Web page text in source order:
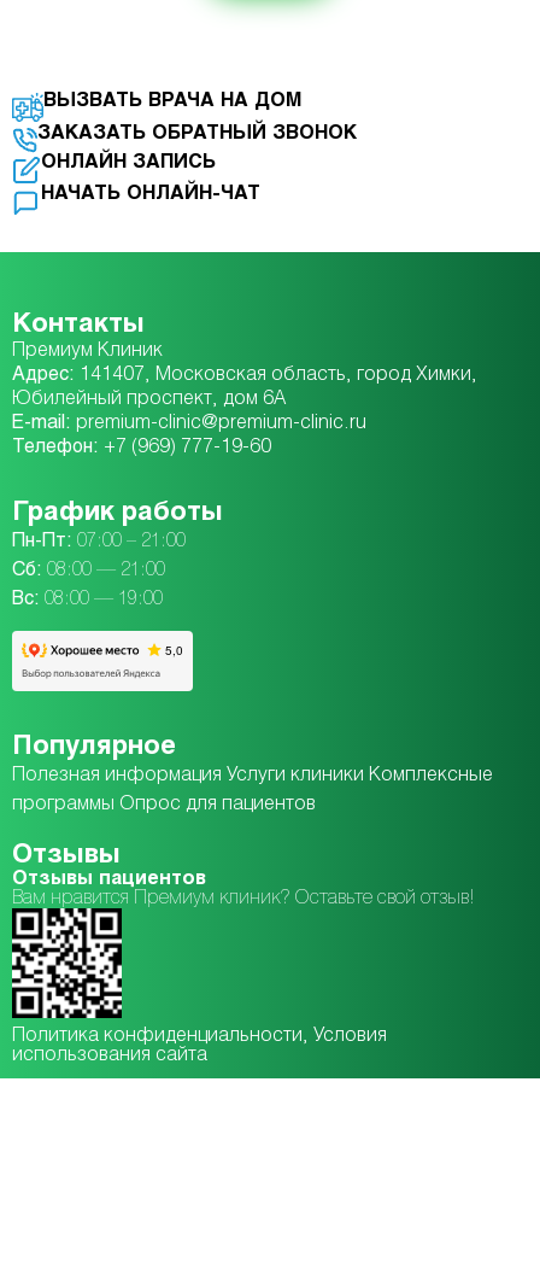
ВЫЗВАТЬ ВРАЧА НА ДОМ
ЗАКАЗАТЬ ОБРАТНЫЙ ЗВОНОК
ОНЛАЙН ЗАПИСЬ
НАЧАТЬ ОНЛАЙН-ЧАТ
Контакты
Премиум Клиник
Адрес: 141407, Московская область, город Химки,
Юбилейный проспект, дом 6А
E-mail: premium-clinic@premium-clinic.ru
Телефон: +7 (969) 777-19-60
График работы
Пн-Пт: 07:00 – 21:00
Сб: 08:00 — 21:00
Вc: 08:00 — 19:00
Популярное
Полезная информация Услуги клиники Комплексные
программы Опрос для пациентов
Отзывы
Отзывы пациентов
Вам нравится Премиум клиник? Оставьте свой отзыв!
Политика конфиденциальности, Условия
использования сайта